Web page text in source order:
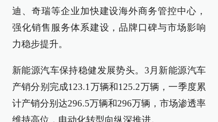
迪、奇瑞等企业加快建设海外商务管控中心，
强化销售服务体系建设，品牌口碑与市场影响
力稳步提升。
新能源汽车保持稳健发展势头。3月新能源汽车
产销分别完成123.1万辆和125.2万辆，一季度累
计产销分别达296.5万辆和296万辆，市场渗透率
维持高位，电动化转型向纵深推进。